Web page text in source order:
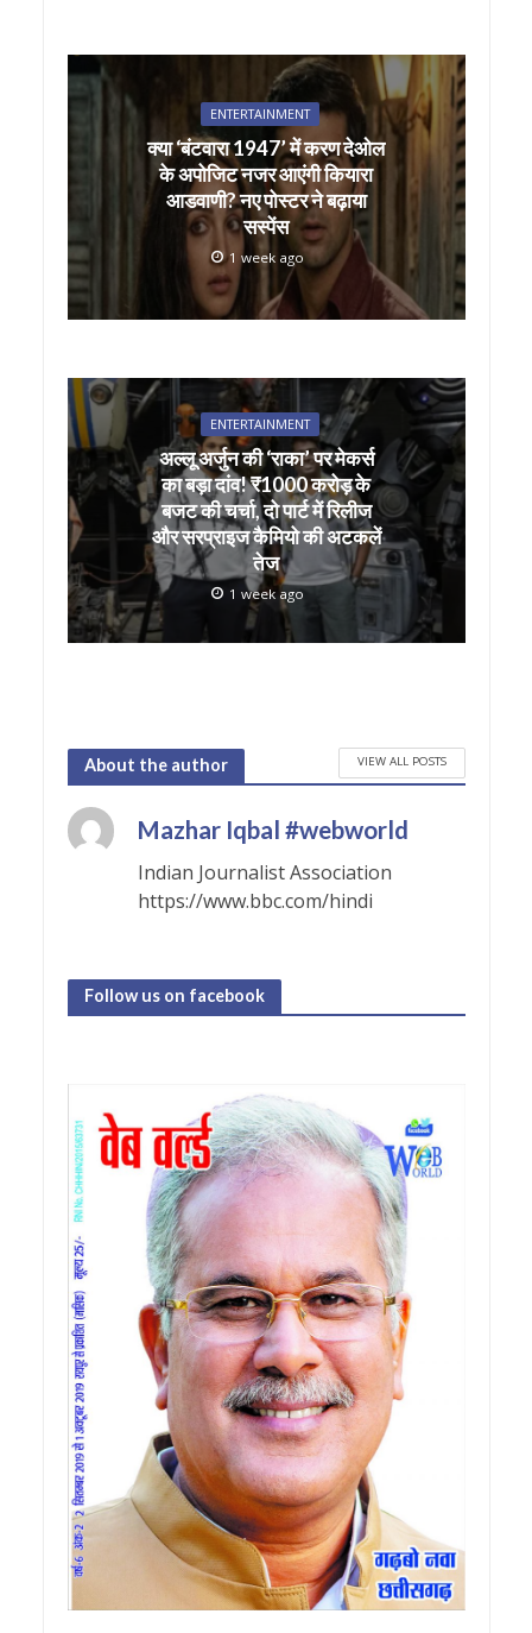
ENTERTAINMENT
क्या ‘बंटवारा 1947’ में करण देओल
के अपोजिट नजर आएंगी कियारा
आडवाणी? नए पोस्टर ने बढ़ाया
सस्पेंस
1 week ago
ENTERTAINMENT
अल्लू अर्जुन की ‘राका’ पर मेकर्स
का बड़ा दांव! ₹1000 करोड़ के
बजट की चर्चा, दो पार्ट में रिलीज
और सरप्राइज कैमियो की अटकलें
तेज
1 week ago
About the author VIEW ALL POSTS
Mazhar Iqbal #webworld
Indian Journalist Association
https://www.bbc.com/hindi
Follow us on facebook